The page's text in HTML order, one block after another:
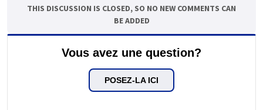
THIS DISCUSSION IS CLOSED, SO NO NEW COMMENTS CAN
BE ADDED
Vous avez une question?
POSEZ-LA ICI